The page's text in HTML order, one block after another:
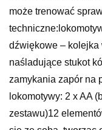
może trenować
dźwiękowe –
naśladujące stukot
zamykania zapór na
lokomotywy: 2 x AA
zestawu)12